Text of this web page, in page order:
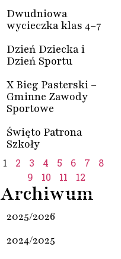
Dwudniowa
wycieczka klas 4–7
Dzień Dziecka i
Dzień Sportu
X Bieg Pasterski –
Gminne Zawody
Sportowe
Święto Patrona
Szkoły
1 2 3 4 5 6 7
8
9
10 11 12
Archiwum
2025/2026
2024/2025